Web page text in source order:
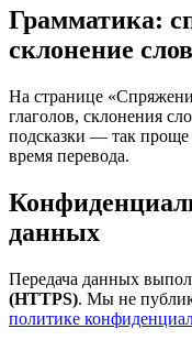
Грамматика:
склонение слов
На странице
глаголов, склонения
подсказки — так
время перевода.
данных
Передача данных
(HTTPS). Мы не
политике